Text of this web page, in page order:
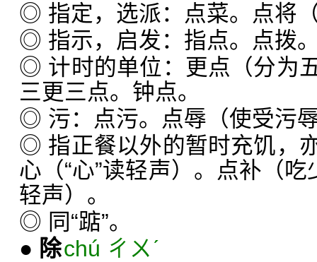
◎ 指定，选派：点菜。点将
◎ 指示，启发：指点。点拨
◎ 计时的单位：更点（分为
三更三点。钟点。
◎ 污：点污。点辱（使受污
◎ 指正餐以外的暂时充饥，
心（“心”读轻声）。点补（
轻声）。
◎ 同“踮”。
● 除chú ㄔㄨˊ